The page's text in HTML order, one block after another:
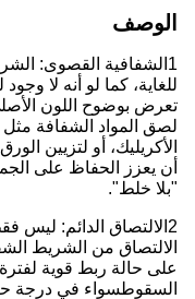
الوصف
1الشفافية القصوى:
للغاية، كما لو أنه لا
تعرض بوضوح اللون
لصق المواد الشفافة
الأكريليك، أو لتزيين
أن يعزز الحفاظ على
"بلا خلط".
2الالتصاق الدائم: ليس
الالتصاق من الشريط
على حالة ربط قوية
السقوطسواء في درجة